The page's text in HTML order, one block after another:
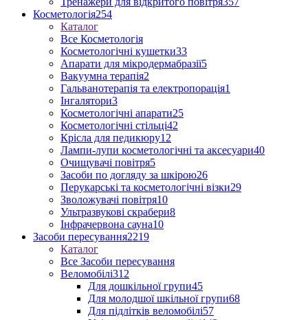
Косметологія254
Каталог
Все Косметологія
Косметологічні кушетки33
Апарати для мікродермабразії5
Вакуумна терапія2
Гальванотерапія та електропорація1
Інгалятори3
Косметологічні апарати25
Косметологічні стільці42
Крісла для педикюру12
Лампи-лупи косметологічні та аксесуари40
Очищувачі повітря5
Засоби по догляду за шкірою26
Перукарські та косметологічні візки29
Зволожувачі повітря10
Ультразвукові скрабери8
Інфрачервона сауна10
Засоби пересування2219
Каталог
Все Засоби пересування
Веломобілі312
Для дошкільної групи45
Для молодшої шкільної групи68
Для підлітків веломобілі57